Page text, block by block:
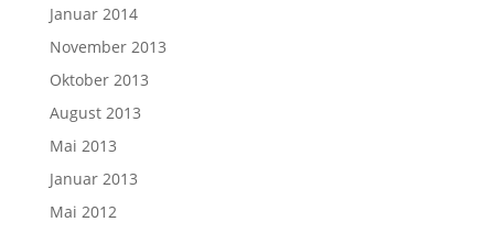
Januar 2014
November 2013
Oktober 2013
August 2013
Mai 2013
Januar 2013
Mai 2012